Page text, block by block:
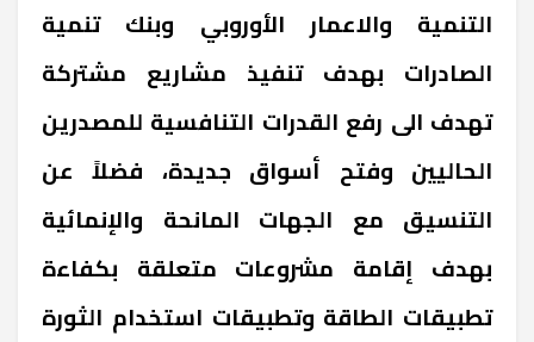
التنمية والاعمار الأوروبي وبنك تنمية
الصادرات بهدف تنفيذ مشاريع مشتركة
تهدف الى رفع القدرات التنافسية للمصدرين
الحاليين وفتح أسواق جديدة، فضلاً عن
التنسيق مع الجهات المانحة والإنمائية
بهدف إقامة مشروعات متعلقة بكفاءة
تطبيقات الطاقة وتطبيقات استخدام الثورة